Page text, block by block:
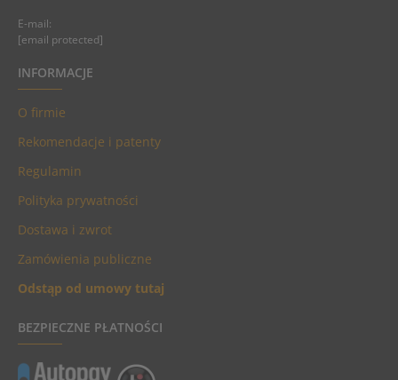
E-mail:
[email protected]
INFORMACJE
O firmie
Rekomendacje i patenty
Regulamin
Polityka prywatności
Dostawa i zwrot
Zamówienia publiczne
Odstąp od umowy tutaj
BEZPIECZNE PŁATNOŚCI